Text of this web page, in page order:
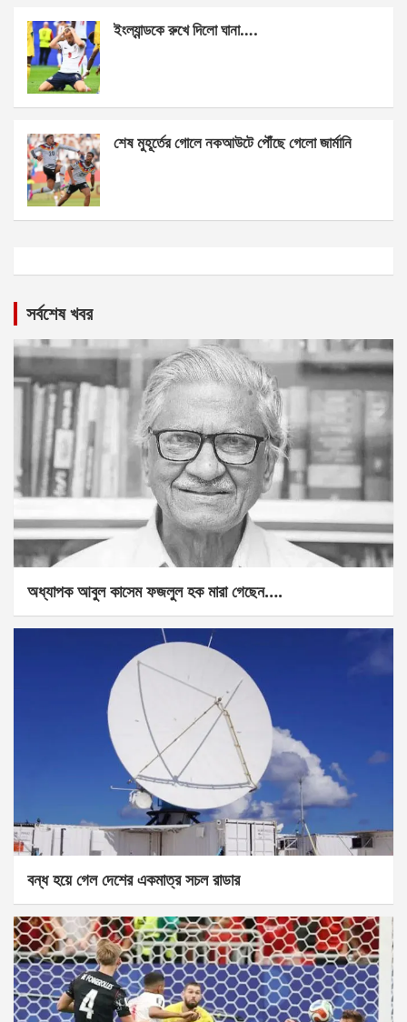
ইংল্যান্ডকে রুখে দিলো ঘানা….
শেষ মুহূর্তের গোলে নকআউটে পৌঁছে গেলো জার্মানি
সর্বশেষ খবর
অধ্যাপক আবুল কাসেম ফজলুল হক মারা গেছেন….
বন্ধ হয়ে গেল দেশের একমাত্র সচল রাডার